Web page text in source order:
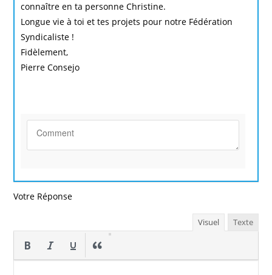
connaître en ta personne Christine.
Longue vie à toi et tes projets pour notre Fédération
Syndicaliste !
Fidèlement,
Pierre Consejo
Votre Réponse
Visuel Texte